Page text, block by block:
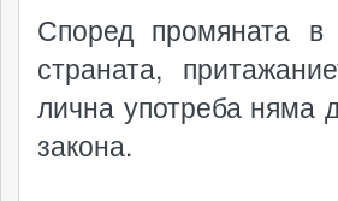
Според промяната в
страната,
лична употреба няма
закона.